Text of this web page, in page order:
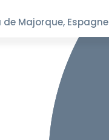
de Majorque, Espagne